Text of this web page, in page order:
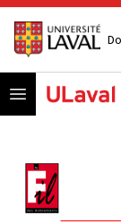
Open menu